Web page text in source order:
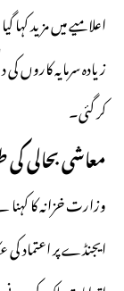
اعلامیے میں مزید
زیادہ سرمایہ کاروں
کر گئی۔
معاشی بحالی
وزارت خزانہ کا
ایجنڈے پر اعتماد